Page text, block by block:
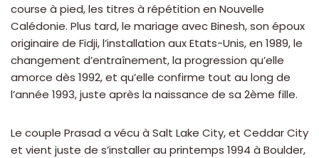
course à pied, les titres à répétition en Nouvelle
Calédonie. Plus tard, le mariage avec Binesh, son époux
originaire de Fidji, l’installation aux Etats-Unis, en 1989, le
changement d’entraînement, la progression qu’elle
amorce dès 1992, et qu’elle confirme tout au long de
l’année 1993, juste après la naissance de sa 2ème fille.
Le couple Prasad a vécu à Salt Lake City, et Ceddar City
et vient juste de s’installer au printemps 1994 à Boulder,